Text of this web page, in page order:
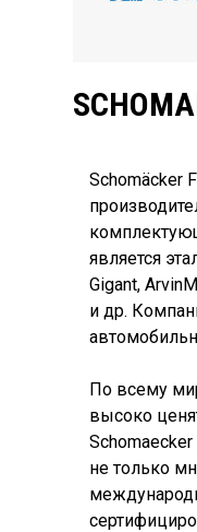
Schomäcker
является
Gigant,
и др.
По всему
высоко
не только